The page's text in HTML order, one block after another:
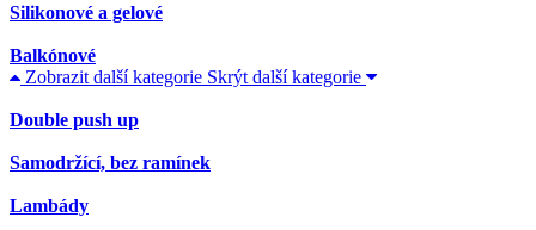
Silikonové a gelové
Balkónové
Zobrazit další kategorie Skrýt další kategorie
Double push up
Samodržící, bez ramínek
Lambády